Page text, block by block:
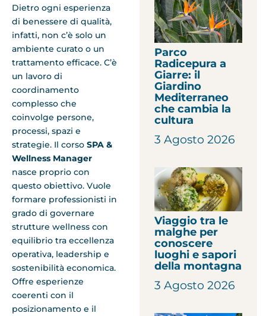
Dietro ogni esperienza
di benessere di qualità,
infatti, non c’è solo un
ambiente curato o un
trattamento efficace. C’è
un lavoro di
coordinamento
complesso che
coinvolge persone,
processi, spazi e
strategie. Il corso SPA &
Wellness Manager
nasce proprio con
questo obiettivo. Vuole
formare professionisti in
grado di governare
strutture wellness con
equilibrio tra eccellenza
operativa, leadership e
sostenibilità economica.
Offre esperienze
coerenti con il
posizionamento e il
Parco
Radicepura a
Giarre: il
Giardino
Mediterraneo
che cambia la
cultura
3 Agosto 2026
Viaggio tra le
malghe per
conoscere
luoghi e sapori
della montagna
3 Agosto 2026